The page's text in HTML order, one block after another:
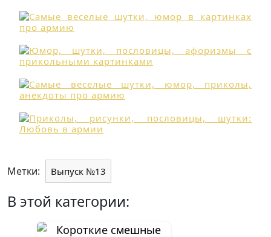
Метки: Выпуск №13
В этой категории: